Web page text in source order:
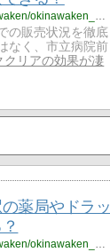
http://www.speed-fp7.org/okinawaken/okinawaken_1/okinawaken_1_skinny6/
の販売状況を徹底
なく、市立病院前
クリアの効果が凄
薬局やドラッ
http://www.speed-fp7.org/okinawaken/okinawaken_1/okinawaken_1_skinny7/